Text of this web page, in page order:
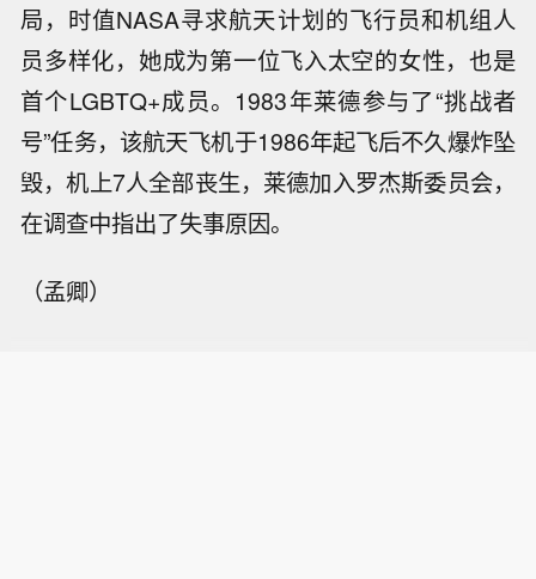
局，时值NASA寻求航天计划的飞行员和机组人
员多样化，她成为第一位飞入太空的女性，也是
首个LGBTQ+成员。1983年莱德参与了“挑战者
号”任务，该航天飞机于1986年起飞后不久爆炸坠
毁，机上7人全部丧生，莱德加入罗杰斯委员会，
在调查中指出了失事原因。
（孟卿）